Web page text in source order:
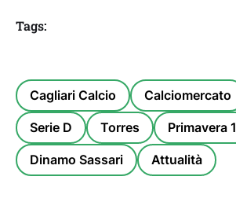
Tags:
Cagliari Calcio Calciomercato
Serie D Torres Primavera 1
Dinamo Sassari Attualità